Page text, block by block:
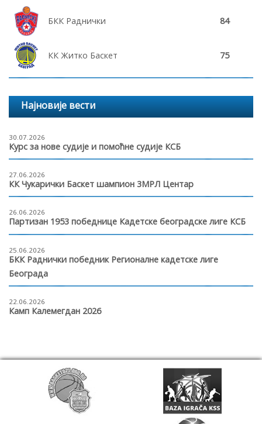
БКК Раднички 84
КК Житко Баскет 75
Најновије вести
30.07.2026
Курс за нове судије и помоћне судије КСБ
27.06.2026
КК Чукарички Баскет шампион 3МРЛ Центар
26.06.2026
Партизан 1953 победнице Кадетске београдске лиге КСБ
25.06.2026
БКК Раднички победник Регионалне кадетске лиге
Београда
22.06.2026
Камп Калемегдан 2026